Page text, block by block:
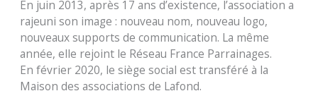
En juin 2013, après 17 ans d’existence, l’association a
rajeuni son image : nouveau nom, nouveau logo,
nouveaux supports de communication. La même
année, elle rejoint le Réseau France Parrainages.
En février 2020, le siège social est transféré à la
Maison des associations de Lafond.